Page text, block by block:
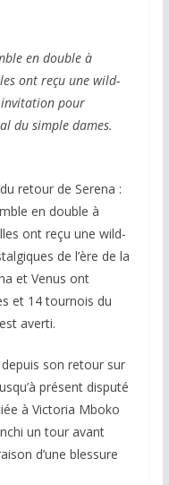
en double à
ont reçu une wild-
pour
du simple dames.
retour de Serena :
en double à
ont reçu une wild-
de l’ère de la
et Venus ont
et 14 tournois du
averti.
son retour sur
présent disputé
à Victoria Mboko
un tour avant
d’une blessure